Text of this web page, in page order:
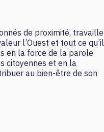
de proximité, travaille
l’Ouest et tout ce qu’il
en la force de la parole
citoyennes et en la
au bien-être de son